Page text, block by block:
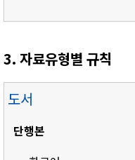
3. 자료유형별 규칙
도서
단행본